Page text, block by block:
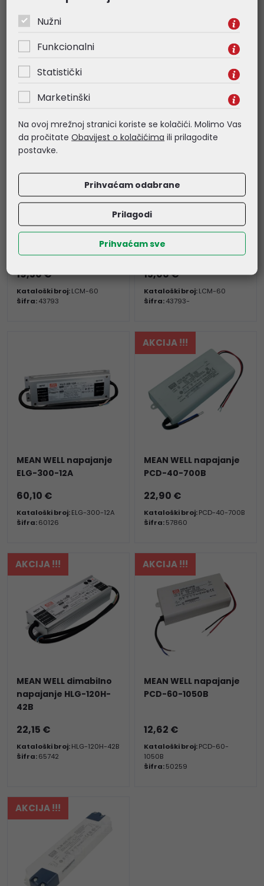
18,55 €
Kataloški broj:LCM-40
Šifra:
LCM-40DA
AKCIJA !!!
LCM-60
19,50 €
Kataloški broj:LCM-60
Šifra:43793
MEAN WELL napajanje
LCM-60 (Izložbeni
15,06 €
Kataloški broj:LCM-60
Šifra:43793-
MEAN WELL napajanje
ELG-300-12A
60,10 €
Kataloški broj:ELG-300-12A
Šifra:60126
AKCIJA !!!
MEAN WELL napajanje
PCD-40-700B
22,90 €
Kataloški broj:PCD-40-700B
Šifra:57860
AKCIJA !!!
MEAN WELL dimabilno
napajanje HLG-120H-
42B
22,15 €
Kataloški broj:HLG-120H-42B
Šifra:65742
AKCIJA !!!
MEAN WELL napajanje
PCD-60-1050B
12,62 €
Kataloški broj:PCD-60-
1050B
Šifra:50259
AKCIJA !!!
Nužni
Funkcionalni
Statistički
Marketinški
Na ovoj mrežnoj stranici koriste se kolačići. Molimo Vas
da pročitateObavijest o kolačićima ili prilagodite
postavke.
Prihvaćam odabrane
Prilagodi
Prihvaćam sve